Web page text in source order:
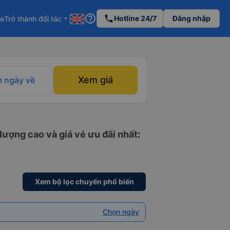
Trở thành đối tác arrow_drop_down help_outline phoneHotline 24/7 Đăng nhập
ngày về Xem giá
cao và giá vé ưu đãi nhất:
Xem bộ lọc chuyến phổ biến
Chọn ngày